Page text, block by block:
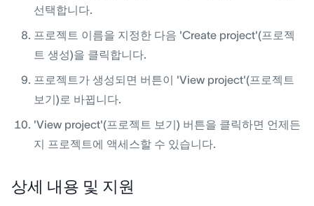
선택합니다.
프로젝트 이름을 지정한 다음 'Create project'(프로젝
트 생성)을 클릭합니다.
프로젝트가 생성되면 버튼이 'View project'(프로젝트
보기)로 바뀝니다.
'View project'(프로젝트 보기) 버튼을 클릭하면 언제든
지 프로젝트에 액세스할 수 있습니다.
상세 내용 및 지원